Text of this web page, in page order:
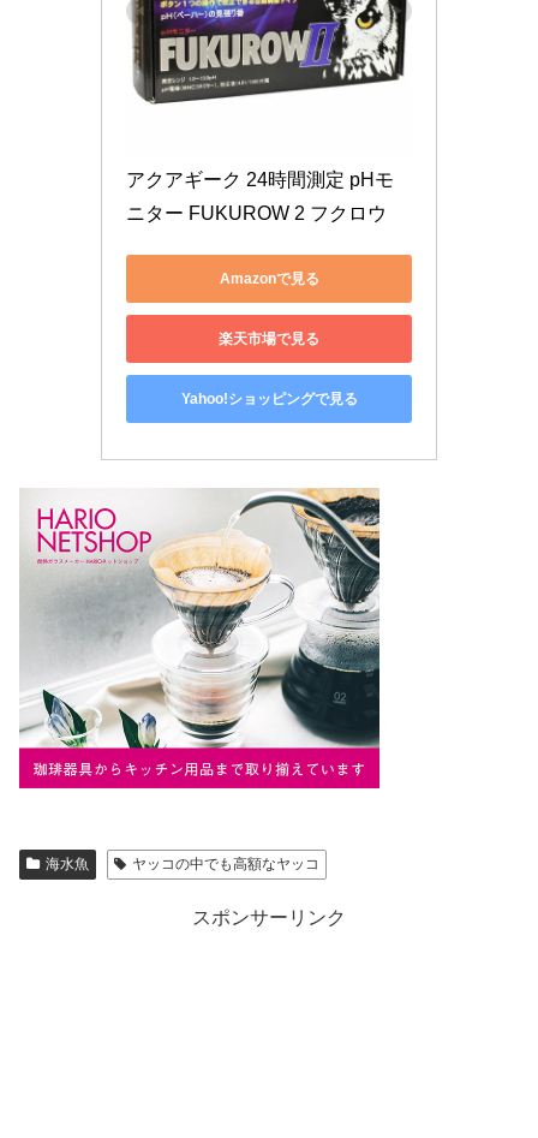
アクアギーク 24時間測定 pHモ
ニター FUKUROW 2 フクロウ
Amazonで見る
楽天市場で見る
Yahoo!ショッピングで見る
海水魚 ヤッコの中でも高額なヤッコ
スポンサーリンク